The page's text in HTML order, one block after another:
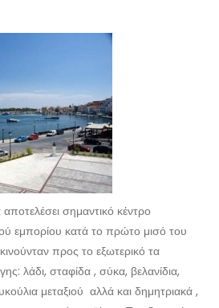
σημαντικό κέντρο
εμπορίου κατά το πρώτο μισό του
προς το εξωτερικό τα
λάδι, σταφίδα , σύκα, βελανίδια,
μεταξιού αλλά και δημητριακά ,